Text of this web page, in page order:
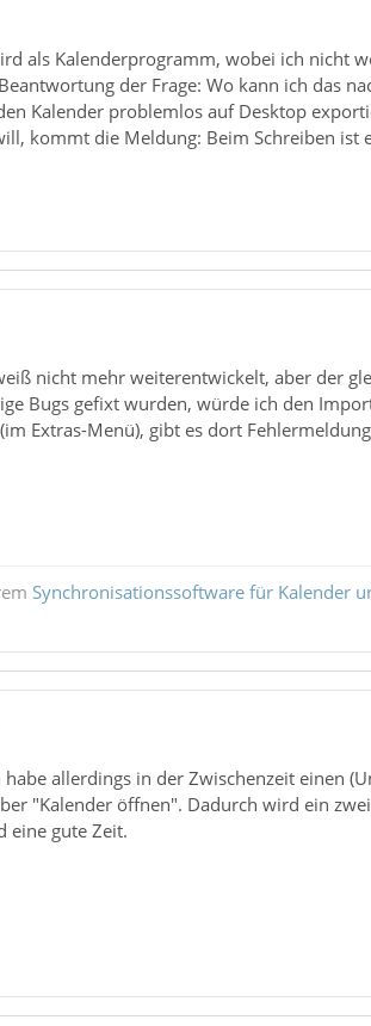
als Kalenderprogramm, wobei ich nicht
der Frage: Wo kann ich das
Kalender problemlos auf Desktop
kommt die Meldung: Beim Schreiben ist
nicht mehr weiterentwickelt, aber der
Bugs gefixt wurden, würde ich den
Extras-Menü), gibt es dort
Synchronisationssoftware für Kalender
habe allerdings in der Zwischenzeit einen
"Kalender öffnen". Dadurch wird ein
eine gute Zeit.